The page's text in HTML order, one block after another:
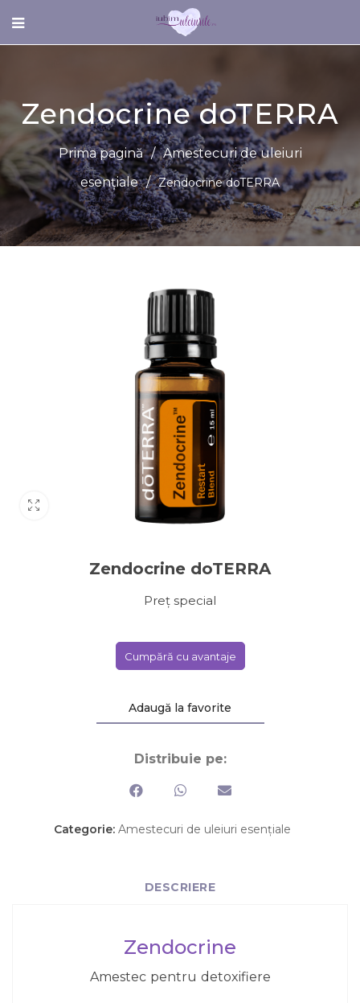
Zendocrine doTERRA
Prima pagină / Amestecuri de uleiuri
esențiale / Zendocrine doTERRA
Zendocrine doTERRA
Preț special
Cumpără cu avantaje
Adaugă la favorite
Distribuie pe:
Categorie: Amestecuri de uleiuri esențiale
DESCRIERE
Zendocrine
Amestec pentru detoxifiere